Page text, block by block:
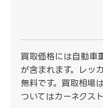
買取価格には自動車
が含まれます。レッ
無料です。買取相場
ついてはカーネクス